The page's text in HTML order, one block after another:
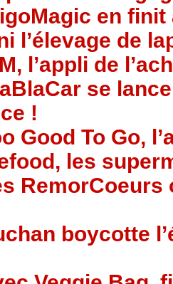
en
l’élevage de
l’appli de
se
!
Good To Go,
les
RemorCoeurs
boycotte